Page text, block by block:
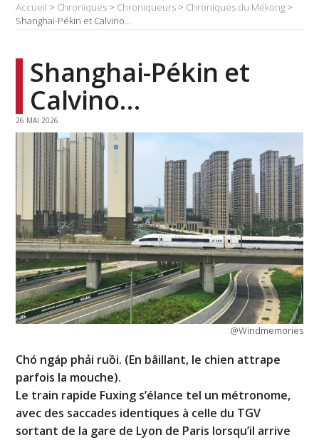
Accueil > Chroniques > Chroniqueurs > Chroniques du Mékong >
Shanghai-Pékin et Calvino…
Shanghai-Pékin et
Calvino…
26 MAI 2026
@Windmemories
Chó ngáp phải ruồi. (En bâillant, le chien attrape
parfois la mouche).
Le train rapide Fuxing s’élance tel un métronome,
avec des saccades identiques à celle du TGV
sortant de la gare de Lyon de Paris lorsqu’il arrive